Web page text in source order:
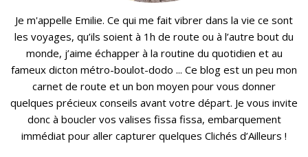
Je m'appelle Emilie. Ce qui me fait vibrer dans la vie ce sont
les voyages, qu’ils soient à 1h de route ou à l’autre bout du
monde, j’aime échapper à la routine du quotidien et au
fameux dicton métro-boulot-dodo ... Ce blog est un peu mon
carnet de route et un bon moyen pour vous donner
quelques précieux conseils avant votre départ. Je vous invite
donc à boucler vos valises fissa fissa, embarquement
immédiat pour aller capturer quelques Clichés d’Ailleurs !